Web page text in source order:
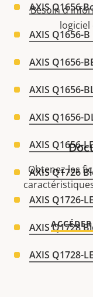
AXIS Q1656
AXIS Q1656-
AXIS Q1656-
AXIS Q1656-
AXIS Q1656-
AXIS Q1656-
AXIS Q1726
AXIS Q1726-
AXIS Q1728
AXIS Q1728-
Besoin
Obtenez les